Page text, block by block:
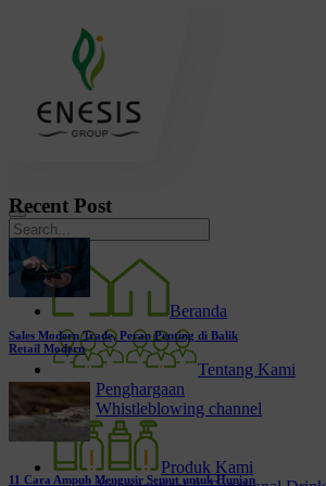
Beranda
Tentang Kami
Penghargaan
Whistleblowing channel
Produk Kami
Recent Post
Sales Modern Trade, Peran Penting di Balik
Retail Modern
11 Cara Ampuh Mengusir Semut untuk Hunian